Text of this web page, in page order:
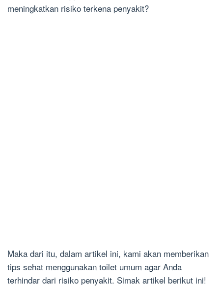
meningkatkan risiko terkena penyakit?
Maka dari itu, dalam artikel ini, kami akan memberikan
tips sehat menggunakan toilet umum agar Anda
terhindar dari risiko penyakit. Simak artikel berikut ini!